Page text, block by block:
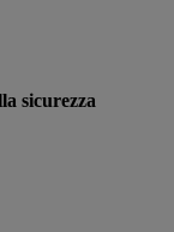
sicurezza